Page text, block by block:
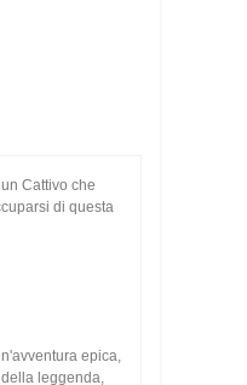
Cattivo che
di questa
epica,
leggenda,